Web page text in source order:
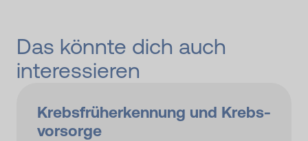
Das könnte dich auch
interessieren
Krebsfrüh­erkennung und Krebs­
vor­sorge